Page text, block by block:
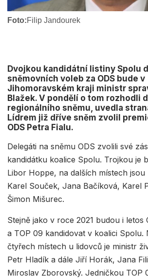
Foto:Filip Jandourek
Dvojkou kandidátní listiny Spolu
sněmovních voleb za ODS bude v
Jihomoravském kraji ministr
Blažek. V pondělí o tom rozhodli
regionálního sněmu, uvedla
Lídrem již dříve sněm zvolil
ODS Petra Fialu.
Delegáti na sněmu ODS zvolili své
kandidátku koalice Spolu. Trojkou je
Libor Hoppe, na dalších místech
⁠⁠Karel Souček, Jana Bačíková, Karel
Šimon Mišurec.
Stejně jako v roce 2021 budou i letos
a TOP 09 kandidovat v koalici Spolu.
čtyřech místech u lidovců je ministr
Petr Hladík a dále Jiří Horák, Jana
Miroslav Zborovský. Jedničkou TOP